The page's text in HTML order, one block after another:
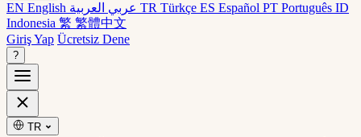
EN English TR Türkçe ES Español PT Português ID
Indonesia 繁 繁體中文
Giriş Yap Ücretsiz Dene
?
TR